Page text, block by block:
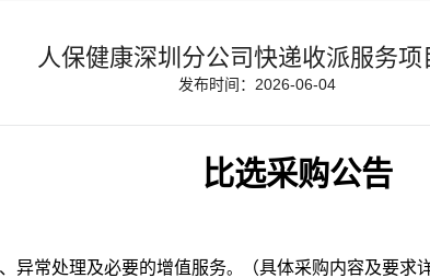
人保健康深圳分公司快递收派服务项
发布时间：2026-06-04
比选采购公告
异常处理及必要的增值服务。 （具体采购内容及要求